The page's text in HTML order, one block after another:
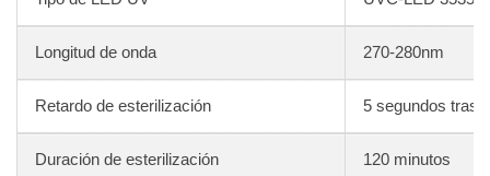
Longitud de onda 270-280nm
Retardo de esterilización 5 segundos tras
Duración de esterilización 120 minutos